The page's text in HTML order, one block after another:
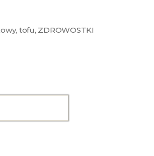
, tofu, ZDROWOSTKI